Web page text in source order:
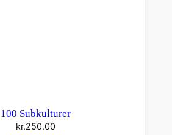
100 Subkulturer
kr.250.00